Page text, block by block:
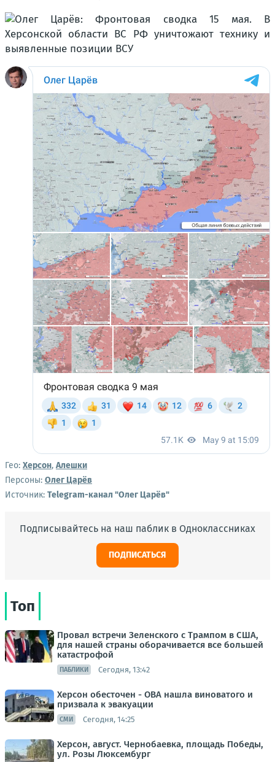
Гео: Херсон, Алешки
Персоны: Олег Царёв
Источник: Telegram-канал "Олег Царёв"
Подписывайтесь на наш паблик в Одноклассниках
ПОДПИСАТЬСЯ
Топ
Провал встречи Зеленского с Трампом в США,
для нашей страны оборачивается все большей
катастрофой
ПАБЛИКИ Сегодня, 13:42
Херсон обесточен - ОВА нашла виноватого и
призвала к эвакуации
СМИ Сегодня, 14:25
Херсон, август. Чернобаевка, площадь Победы,
ул. Розы Люксембург